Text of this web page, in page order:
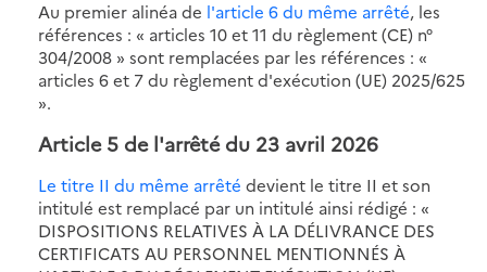
Au premier alinéa de l'article 6 du même arrêté, les
références : « articles 10 et 11 du règlement (CE) n°
304/2008 » sont remplacées par les références : «
articles 6 et 7 du règlement d'exécution (UE) 2025/625
».
Article 5 de l'arrêté du 23 avril 2026
Le titre II du même arrêté devient le titre II et son
intitulé est remplacé par un intitulé ainsi rédigé : «
DISPOSITIONS RELATIVES À LA DÉLIVRANCE DES
CERTIFICATS AU PERSONNEL MENTIONNÉS À